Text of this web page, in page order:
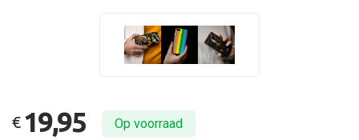
€ 19,95 Op voorraad